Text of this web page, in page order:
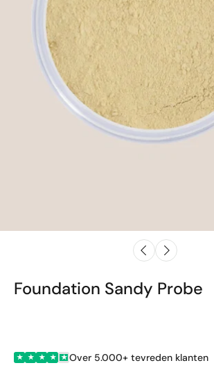
Foundation Sandy Probe
★ ★ ★ ★ ★ Over 5.000+ tevreden klanten